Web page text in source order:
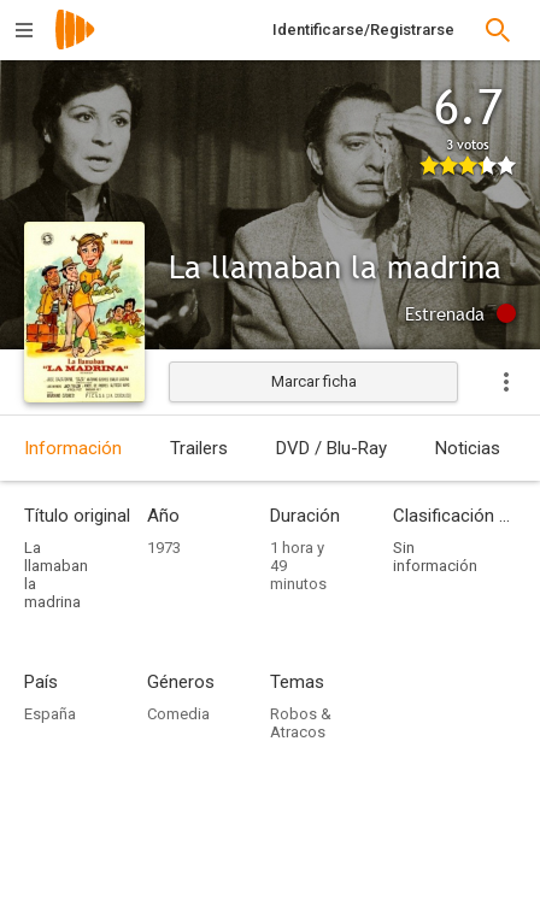
Identificarse/Registrarse
6.7
3 votos
La llamaban la madrina
Estrenada
Marcar ficha
Información Trailers DVD / Blu-Ray Noticias
Título original
La
llamaban
la
madrina
Año
1973
Duración
1 hora y
49
minutos
Clasificación por edades
Sin
información
País
España
Géneros
Comedia
Temas
Robos &
Atracos